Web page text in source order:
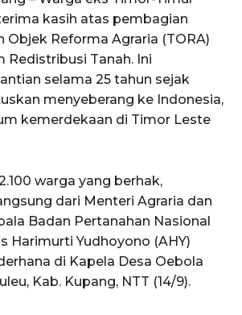
kasih atas pembagian
Objek Reforma Agraria (TORA)
Redistribusi Tanah. Ini
selama 25 tahun sejak
menyeberang ke Indonesia,
kemerdekaan di Timor Leste
warga yang berhak,
dari Menteri Agraria dan
Badan Pertanahan Nasional
Harimurti Yudhoyono (AHY)
di Kapela Desa Oebola
Kab. Kupang, NTT (14/9).